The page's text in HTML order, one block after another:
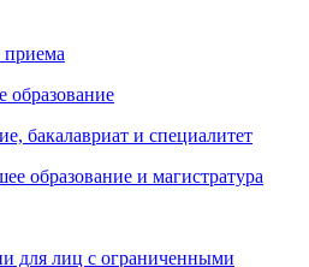
приема
образование
бакалавриат и специалитет
образование и магистратура
для лиц с ограниченными